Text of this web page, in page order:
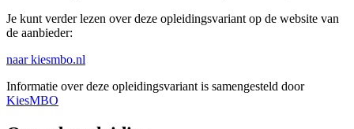
Je kunt verder lezen over deze opleidingsvariant op de website van
de aanbieder:
naar kiesmbo.nl
Informatie over deze opleidingsvariant is samengesteld door
KiesMBO